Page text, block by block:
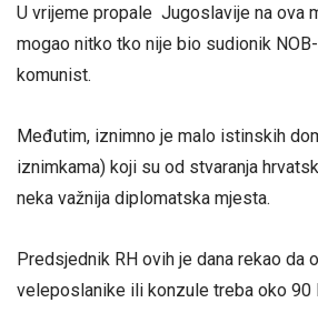
U vrijeme propale Jugoslavije na ova
mogao nitko tko nije bio sudionik
komunist.
Međutim, iznimno je malo istinskih
iznimkama) koji su od stvaranja
neka važnija diplomatska mjesta.
Predsjednik RH ovih je dana rekao da
veleposlanike ili konzule treba oko 90